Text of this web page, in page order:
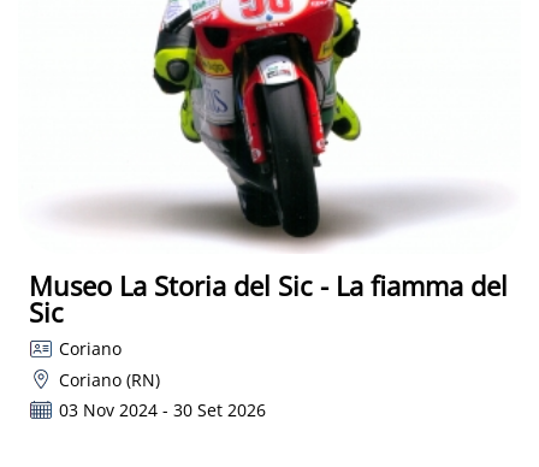
Museo La Storia del Sic - La fiamma del
Sic
Coriano
Coriano (RN)
03 Nov 2024 - 30 Set 2026